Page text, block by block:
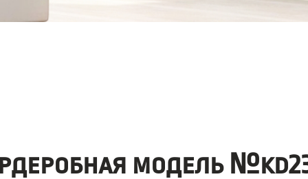
модель